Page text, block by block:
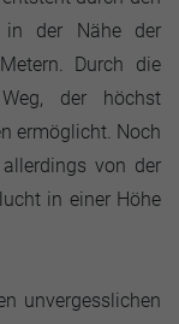
in der Nähe der
Durch die
der höchst
ermöglicht. Noch
von der
in einer Höhe
unvergesslichen